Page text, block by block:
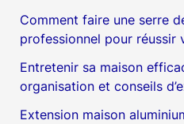
Comment faire une serre
professionnel pour réussir
Entretenir sa maison
organisation et conseils
Extension maison